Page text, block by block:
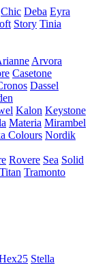
Chic Deba Eyra
Story Tinia
Arvora
Casetone
Dassel
Kalon Keystone
Materia Mirambel
Colours Nordik
Rovere Sea Solid
Titan Tramonto
Stella